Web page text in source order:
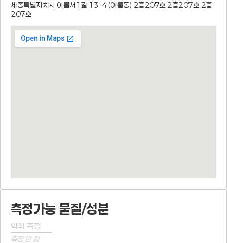
세종특별자치시 아름서1길 13-4 (아름동) 2층207호 2층207호 2층
207호
측정가능 물질/성분
악취 측정
측정 안 함